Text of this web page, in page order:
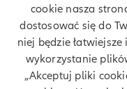
cookie nasza
dostosować się do
niej będzie
wykorzystanie
„Akceptuj pliki